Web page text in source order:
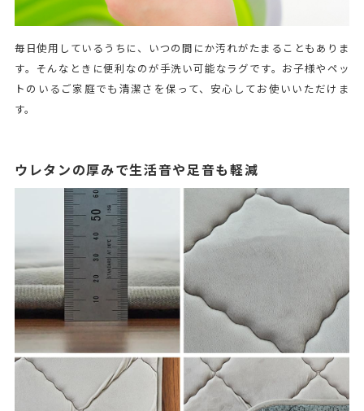
毎日使用しているうちに、いつの間にか汚れがたまることもありま
す。そんなときに便利なのが手洗い可能なラグです。お子様やペッ
トのいるご家庭でも清潔さを保って、安心してお使いいただけま
す。
ウレタンの厚みで生活音や足音も軽減